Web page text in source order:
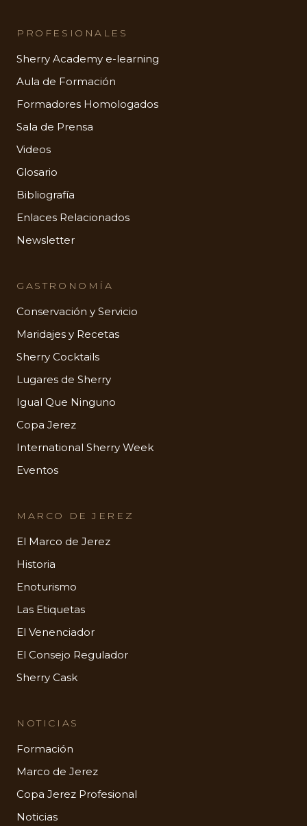
PROFESIONALES
Sherry Academy e-learning
Aula de Formación
Formadores Homologados
Sala de Prensa
Videos
Glosario
Bibliografía
Enlaces Relacionados
Newsletter
GASTRONOMÍA
Conservación y Servicio
Maridajes y Recetas
Sherry Cocktails
Lugares de Sherry
Igual Que Ninguno
Copa Jerez
International Sherry Week
Eventos
MARCO DE JEREZ
El Marco de Jerez
Historia
Enoturismo
Las Etiquetas
El Venenciador
El Consejo Regulador
Sherry Cask
NOTICIAS
Formación
Marco de Jerez
Copa Jerez Profesional
Noticias